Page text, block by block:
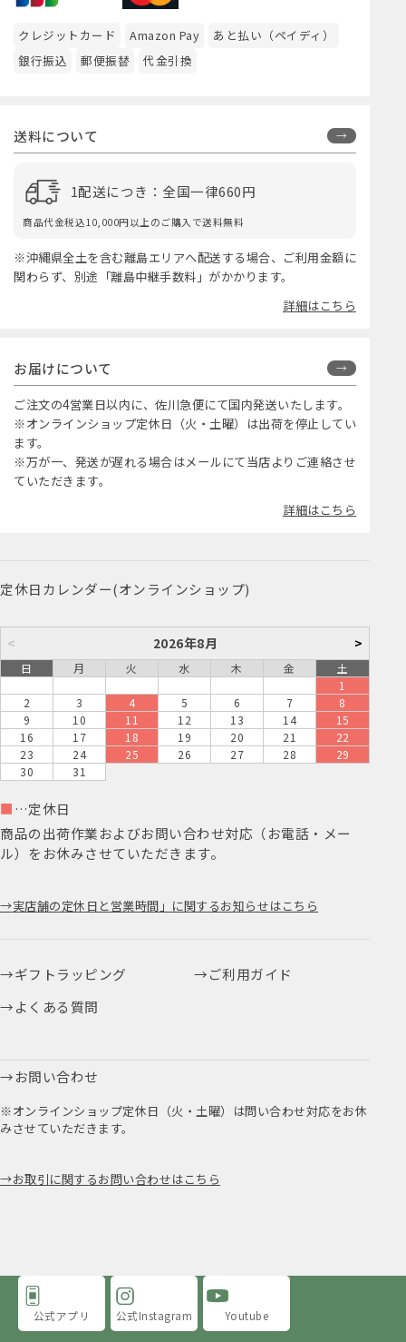
クレジットカード Amazon Pay
あと払い（ペイディ）
銀行振込
郵便振替 代金引換
送料について
1配送につき：全国一律660円
商品代金税込10,000円以上のご購入で送料無料
※沖縄県全土を含む離島エリアへ配送する場合、ご利用金額に
関わらず、別途「離島中継手数料」がかかります。
詳細はこちら
お届けについて
ご注文の4営業日以内に、佐川急便にて国内発送いたします。
※オンラインショップ定休日（火・土曜）は出荷を停止してい
ます。
※万が一、発送が遅れる場合はメールにて当店よりご連絡させ
ていただきます。
詳細はこちら
定休日カレンダー(オンラインショップ)
< 2026年8月 >
日 月 火 水 木 金
土
1
2
3 4 5 6 7
8
9
10 11 12 13 14
15
16
17 18 19 20 21
22
23
24 25 26 27 28
29
30
31
■ …定休日
商品の出荷作業およびお問い合わせ対応（お電話・メー
ル）をお休みさせていただきます。
実店舗の定休日と営業時間」に関するお知らせはこちら
ギフトラッピング
ご利用ガイド
よくある質問
お問い合わせ
※オンラインショップ定休日（火・土曜）は問い合わせ対応をお休
みさせていただきます。
お取引に関するお問い合わせはこちら
公式アプリ 公式Instagram Youtube